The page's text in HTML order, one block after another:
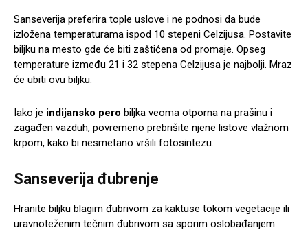
Sanseverija preferira tople uslove i ne podnosi da bude
izložena temperaturama ispod 10 stepeni Celzijusa. Postavite
biljku na mesto gde će biti zaštićena od promaje. Opseg
temperature između 21 i 32 stepena Celzijusa je najbolji. Mraz
će ubiti ovu biljku.
Iako je indijansko pero biljka veoma otporna na prašinu i
zagađen vazduh, povremeno prebrišite njene listove vlažnom
krpom, kako bi nesmetano vršili fotosintezu.
Sanseverija đubrenje
Hranite biljku blagim đubrivom za kaktuse tokom vegetacije ili
uravnoteženim tečnim đubrivom sa sporim oslobađanjem